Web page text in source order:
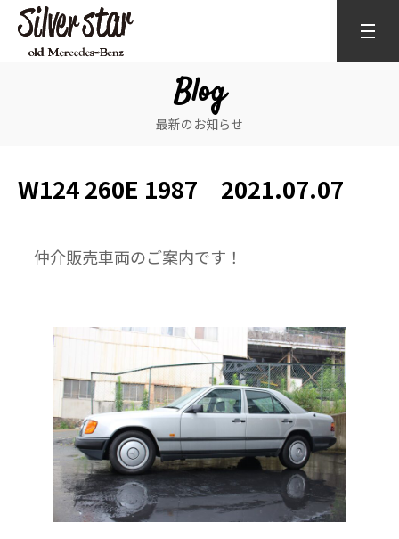
Blog
最新のお知らせ
W124 260E 1987 2021.07.07
仲介販売車両のご案内です！